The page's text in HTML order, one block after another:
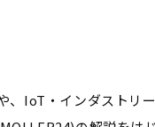
、IoT・インダストリ